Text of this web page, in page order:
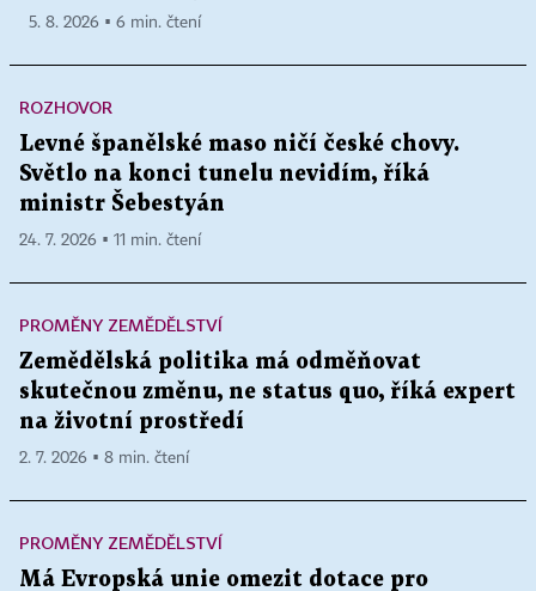
5. 8. 2026 ▪ 6 min. čtení
ROZHOVOR
Levné španělské maso ničí české chovy.
Světlo na konci tunelu nevidím, říká
ministr Šebestyán
24. 7. 2026 ▪ 11 min. čtení
PROMĚNY ZEMĚDĚLSTVÍ
Zemědělská politika má odměňovat
skutečnou změnu, ne status quo, říká expert
na životní prostředí
2. 7. 2026 ▪ 8 min. čtení
PROMĚNY ZEMĚDĚLSTVÍ
Má Evropská unie omezit dotace pro